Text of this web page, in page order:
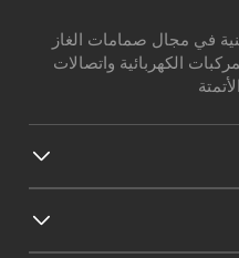
في مجال صمامات الغاز
الكهربائية واتصالات